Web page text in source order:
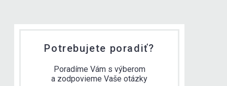
Potrebujete poradiť?
Poradíme Vám s výberom
a zodpovieme Vaše otázky